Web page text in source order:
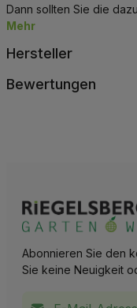
Dann sollten Sie die
Mehr
Hersteller
Bewertungen
Abonnieren Sie den
Sie keine Neuigkeit